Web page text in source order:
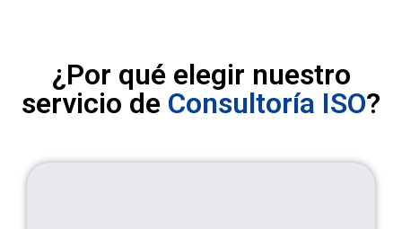
¿Por qué elegir nuestro
servicio de Consultoría ISO?